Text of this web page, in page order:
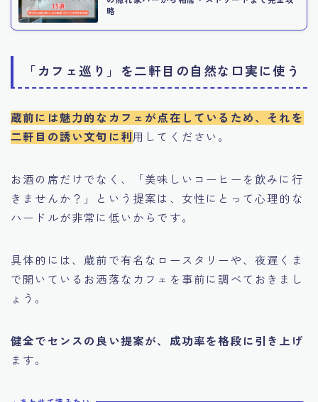
略
「カフェ巡り」を二軒目の自然な口実に使う
蔵前には魅力的なカフェが点在しているため、それを
二軒目の誘い文句に利用してください。
お酒の席だけでなく、「美味しいコーヒーを飲みに行
きませんか？」という提案は、女性にとって心理的な
ハードルが非常に低いからです。
具体的には、蔵前で有名なロースタリーや、夜遅くま
で開いているお洒落なカフェを事前に調べておきまし
ょう。
健全でセンスの良い提案が、成功率を格段に引き上げ
ます。